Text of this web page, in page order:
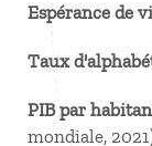
Espérance de
Taux
PIB par
mondiale,